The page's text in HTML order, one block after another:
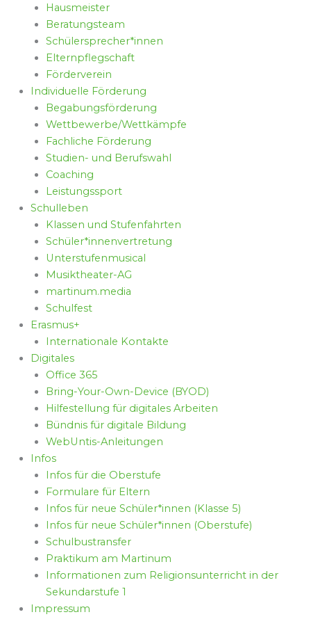
Hausmeister
Beratungsteam
Schülersprecher*innen
Elternpflegschaft
Förderverein
Individuelle Förderung
Begabungsförderung
Wettbewerbe/Wettkämpfe
Fachliche Förderung
Studien- und Berufswahl
Coaching
Leistungssport
Schulleben
Klassen und Stufenfahrten
Schüler*innenvertretung
Unterstufenmusical
Musiktheater-AG
martinum.media
Schulfest
Erasmus+
Internationale Kontakte
Digitales
Office 365
Bring-Your-Own-Device (BYOD)
Hilfestellung für digitales Arbeiten
Bündnis für digitale Bildung
WebUntis-Anleitungen
Infos
Infos für die Oberstufe
Formulare für Eltern
Infos für neue Schüler*innen (Klasse 5)
Infos für neue Schüler*innen (Oberstufe)
Schulbustransfer
Praktikum am Martinum
Informationen zum Religionsunterricht in der
Sekundarstufe 1
Impressum